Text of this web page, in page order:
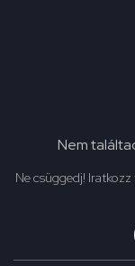
Nem
Ne csüggedj!